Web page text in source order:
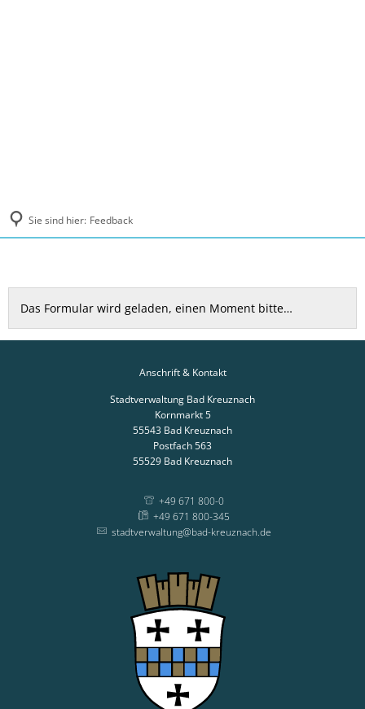
Sie sind hier: Feedback
Feedback
Das Formular wird geladen, einen Moment bitte…
Anschrift & Kontakt
Stadtverwaltung Bad Kreuznach
Kornmarkt 5
55543 Bad Kreuznach
Postfach 563
55529 Bad Kreuznach
+49 671 800-0
+49 671 800-345
stadtverwaltung@bad-kreuznach.de